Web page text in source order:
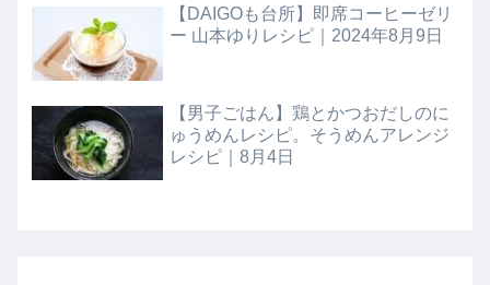
【DAIGOも台所】即席コーヒーゼリ
ー 山本ゆりレシピ｜2024年8月9日
【男子ごはん】鶏とかつおだしのに
ゅうめんレシピ。そうめんアレンジ
レシピ｜8月4日